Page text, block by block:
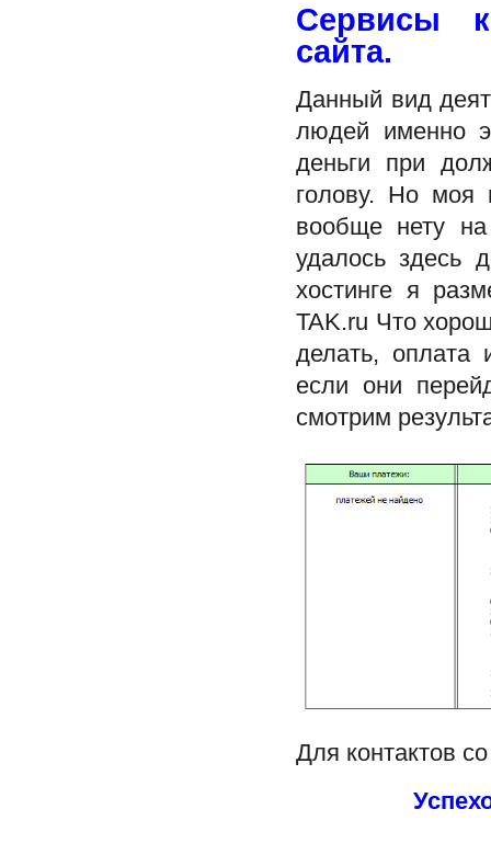
Сервисы
сайта.
Данный вид
людей именно
деньги при
голову. Но моя
вообще нету
удалось здесь
хостинге я
TAK.ru Что
делать, оплата
если они
смотрим
Для контактов